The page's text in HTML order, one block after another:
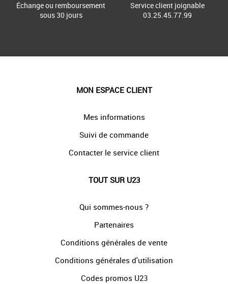
Échange ou remboursement
sous 30 jours
Service client joignable
03.25.45.77.99
MON ESPACE CLIENT
Mes informations
Suivi de commande
Contacter le service client
TOUT SUR U23
Qui sommes-nous ?
Partenaires
Conditions générales de vente
Conditions générales d'utilisation
Codes promos U23